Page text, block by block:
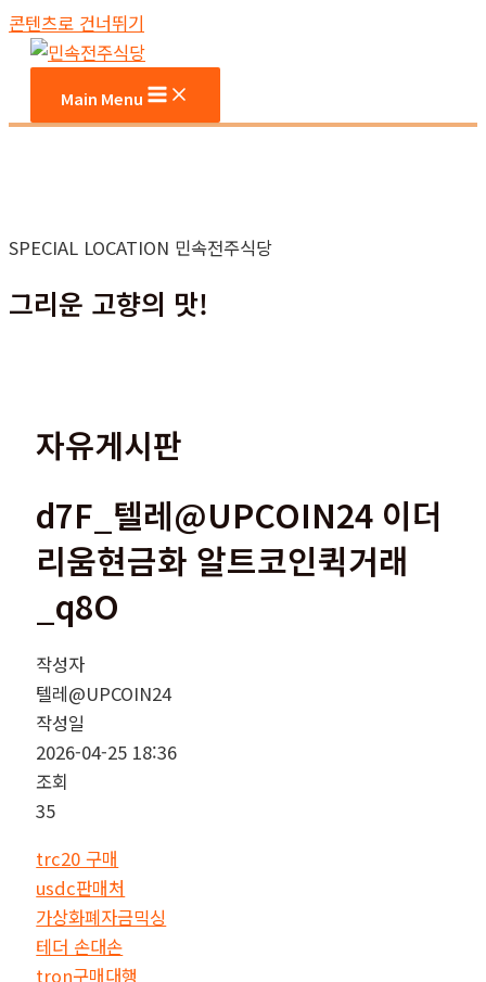
콘텐츠로 건너뛰기
Main Menu
SPECIAL LOCATION 민속전주식당
그리운 고향의 맛!
자유게시판
d7F_텔레@UPCOIN24 이더
리움현금화 알트코인퀵거래
_q8O
작성자
텔레@UPCOIN24
작성일
2026-04-25 18:36
조회
35
trc20 구매
usdc판매처
가상화폐자금믹싱
테더 손대손
tron구매대행